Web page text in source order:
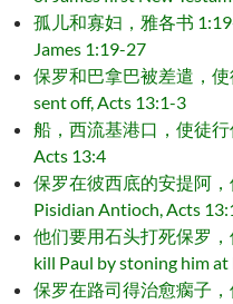
孤儿和寡妇，雅各书
James 1:19-27
保罗和巴拿巴被差遣，使
sent off, Acts 13:1-3
船，西流基港口，使徒行
Acts 13:4
保罗在彼西底的安提阿
Pisidian Antioch, Acts
他们要用石头打死保罗
kill Paul by stoning him
保罗在路司得治愈瘸子